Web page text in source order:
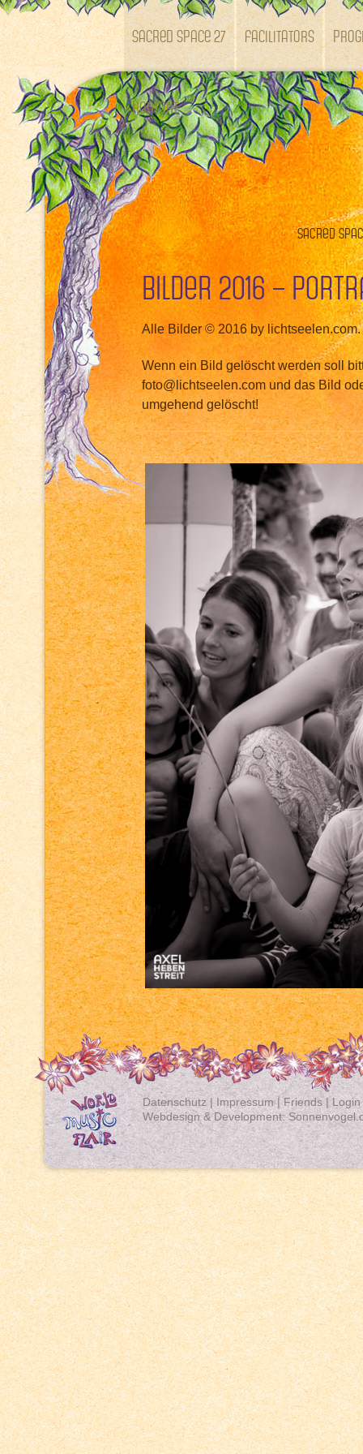
SACRED SPACE 27 Facilitators
Kontakt
Sacred
Bilder 2016 –
Alle Bilder © 2016 by lichtseelen.com.
Wenn ein Bild gelöscht werden soll
foto@lichtseelen.com und das Bild
umgehend gelöscht!
Datenschutz | Impressum|Friends|Login
Webdesign & Development: